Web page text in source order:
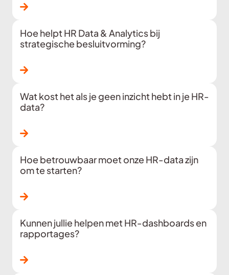
Lees verder
Hoe helpt HR Data & Analytics bij
strategische besluitvorming?
Lees verder
Wat kost het als je geen inzicht hebt in je HR-
data?
Lees verder
Hoe betrouwbaar moet onze HR-data zijn
om te starten?
Lees verder
Kunnen jullie helpen met HR-dashboards en
rapportages?
Lees verder